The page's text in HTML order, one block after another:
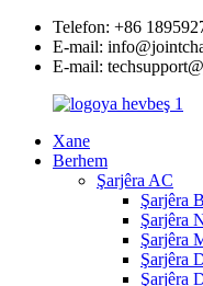
Telefon: +86
E-mail:
E-mail:
Xane
Berhem
Şarjêra AC
Şarjêra
Şarjêra
Şarjêra
Şarjêra
Şarjêra